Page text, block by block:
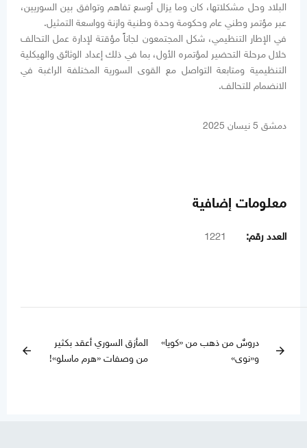
البلاد وحل مشكلاتها، كان وما يزال أوسع تفاهم وتوافق بين السوريين،
عبر مؤتمر وطني عام وحكومة وحدة وطنية وازنة وواسعة التمثيل.
في الإطار التنظيمي، شكل المجتمعون لجاناً مؤقتة لإدارة عمل التحالف
خلال مرحلة التحضير لمؤتمره الأول، بما في ذلك إعداد الوثائق والهيكلية
التنظيمية ومتابعة التواصل مع القوى السورية المختلفة الراغبة في
الانضمام للتحالف.
دمشق 5 نيسان 2025
معلومات إضافية
العدد رقم: 1221
arrow_forward
دروسٌ من ذهب من «كويا»
و«نوى»
المأزق السوري أعقد بكثير
من وصفات «هرم ماسلو»!
arrow_back